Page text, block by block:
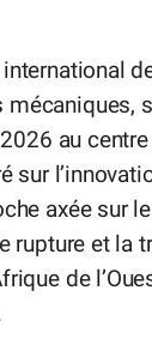
au
sur
axée sur
rupture et la
de